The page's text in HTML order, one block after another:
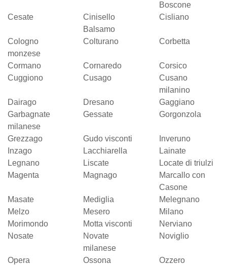
Boscone
Cesate
Cinisello
Balsamo
Cisliano
Cologno
monzese
Colturano Corbetta
Cormano Cornaredo
Corsico
Cuggiono
Cusago
Cusano
milanino
Dairago
Dresano
Gaggiano
Garbagnate
milanese
Gessate Gorgonzola
Grezzago Gudo visconti
Inveruno
Inzago
Lacchiarella
Lainate
Legnano
Liscate
Locate di triulzi
Magenta
Magnago
Marcallo con
Casone
Masate
Mediglia
Melegnano
Melzo
Mesero
Milano
Morimondo
Motta visconti
Nerviano
Nosate
Novate
milanese
Noviglio
Opera Ossona
Ozzero